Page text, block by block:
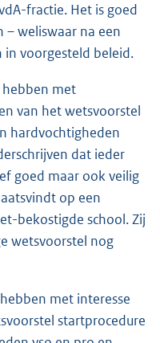
fractie. Het is goed
– weliswaar na een
in voorgesteld beleid.
hebben met
van het wetsvoorstel
hardvochtigheden
dat ieder
goed maar ook veilig
op een
bekostigde school. Zij
wetsvoorstel nog
met interesse
startprocedure